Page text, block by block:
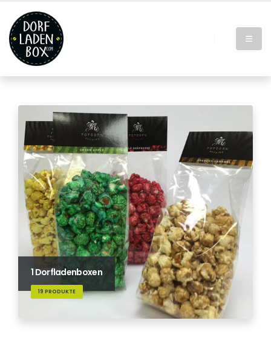
1 Dorfladenboxen
19 PRODUKTE